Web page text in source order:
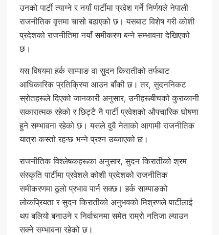
उनको पार्टी त्याग्ने र नयाँ पार्टीमा प्रवेश गर्ने निर्णयले नेपाली
राजनीतिक वृत्तमा चासो बढाएको छ। यसबाट विशेष गरी कोशी
प्रदेशको राजनीतिमा नयाँ समीकरण बन्ने सम्भावना देखिएको
छ।
यस विषयमा हर्क साम्पाङ वा सुदन किरातीको तर्फबाट
आधिकारिक प्रतिक्रिया आउन बाँकी छ। तर, सुदननिकट
स्रोतहरूले दिएको जानकारी अनुसार, उनीहरूबीचको कुराकानी
सकारात्मक रहेको र छिट्टै नै पार्टी प्रवेशको औपचारिक घोषणा
हुने सम्भावना रहेको छ। यसले दुवै नेताको आगामी राजनीतिक
यात्रा कस्तो रहन्छ भन्ने प्रश्न उब्जाएको छ।
राजनीतिक विश्लेषकहरूका अनुसार, सुदन किरातीको श्रम
संस्कृति पार्टीमा प्रवेशले कोशी प्रदेशको राजनीतिक
समीकरणमा ठूलो प्रभाव पार्न सक्छ। हर्क साम्पाङको
लोकप्रियता र सुदन किरातीको अनुभवको मिश्रणले पार्टीलाई
थप बलियो बनाउने र निर्वाचनमा समेत राम्रो नतिजा ल्याउन
सक्ने सम्भावना रहेको छ।